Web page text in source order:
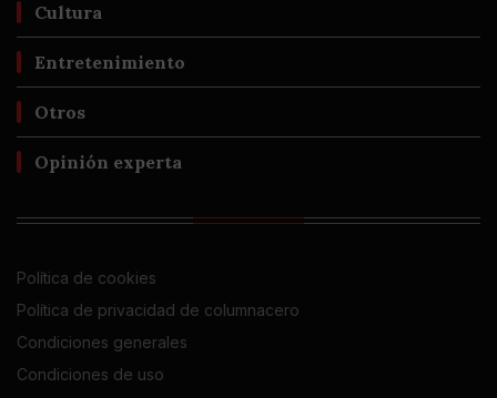
Cultura
Entretenimiento
Otros
Opinión experta
Política de cookies
Política de privacidad de columnacero
Condiciones generales
Condiciones de uso